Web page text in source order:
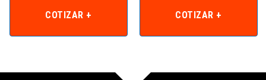
COTIZAR + COTIZAR +